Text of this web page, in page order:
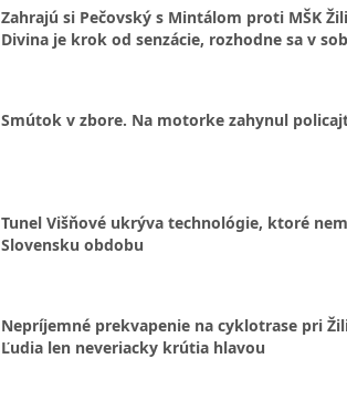
Zahrajú si Pečovský s Mintálom proti MŠK
Divina je krok od senzácie, rozhodne sa v
Smútok v zbore. Na motorke zahynul
Tunel Višňové ukrýva technológie, ktoré
Slovensku obdobu
Nepríjemné prekvapenie na cyklotrase pri
Ľudia len neveriacky krútia hlavou